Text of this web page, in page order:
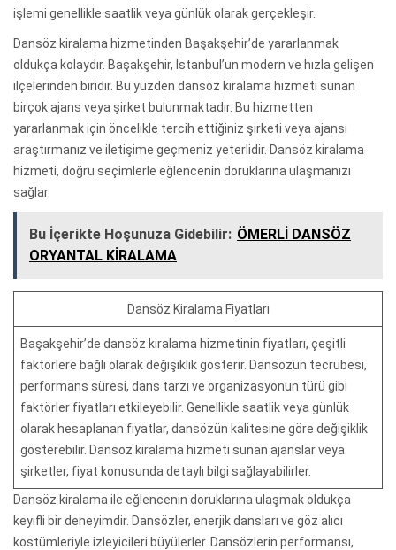
işlemi genellikle saatlik veya günlük olarak gerçekleşir.
Dansöz kiralama hizmetinden Başakşehir’de yararlanmak
oldukça kolaydır. Başakşehir, İstanbul’un modern ve hızla gelişen
ilçelerinden biridir. Bu yüzden dansöz kiralama hizmeti sunan
birçok ajans veya şirket bulunmaktadır. Bu hizmetten
yararlanmak için öncelikle tercih ettiğiniz şirketi veya ajansı
araştırmanız ve iletişime geçmeniz yeterlidir. Dansöz kiralama
hizmeti, doğru seçimlerle eğlencenin doruklarına ulaşmanızı
sağlar.
Bu İçerikte Hoşunuza Gidebilir: ÖMERLİ DANSÖZ
ORYANTAL KİRALAMA
Dansöz Kiralama Fiyatları
Başakşehir’de dansöz kiralama hizmetinin fiyatları, çeşitli
faktörlere bağlı olarak değişiklik gösterir. Dansözün tecrübesi,
performans süresi, dans tarzı ve organizasyonun türü gibi
faktörler fiyatları etkileyebilir. Genellikle saatlik veya günlük
olarak hesaplanan fiyatlar, dansözün kalitesine göre değişiklik
gösterebilir. Dansöz kiralama hizmeti sunan ajanslar veya
şirketler, fiyat konusunda detaylı bilgi sağlayabilirler.
Dansöz kiralama ile eğlencenin doruklarına ulaşmak oldukça
keyifli bir deneyimdir. Dansözler, enerjik dansları ve göz alıcı
kostümleriyle izleyicileri büyülerler. Dansözlerin performansı,